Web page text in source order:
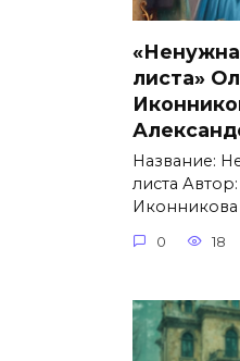
листа»
Название:
листа
Иконникова
0 18